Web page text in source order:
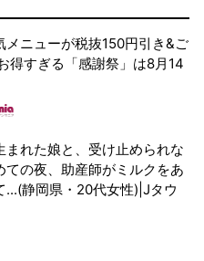
メニューが税抜150円引き&ご
得すぎる「感謝祭」は8月14
まれた娘と、受け止められな
ての夜、助産師がミルクをあ
...(静岡県・20代女性)|Jタウ